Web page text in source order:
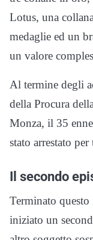
Lotus, una
medaglie ed un
un valore
Al termine degli
della Procura
Monza, il 35
stato arrestato
Il secondo
Terminato
iniziato un